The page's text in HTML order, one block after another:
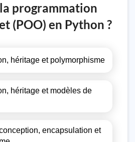
programmation
(POO) en Python ?
héritage et polymorphisme
héritage et modèles de
encapsulation et